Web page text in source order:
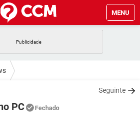
MENU
GMAIL
WHATSAPP
Seguinte
PC Fechado